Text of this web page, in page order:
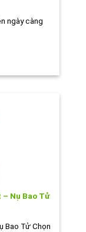
ngày càng
– Nụ Bao Tử
Bao Tử Chọn